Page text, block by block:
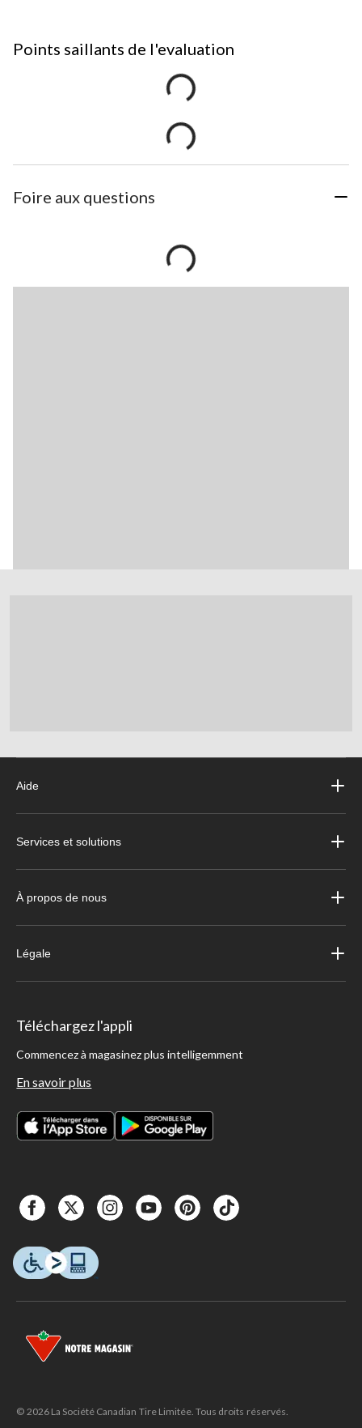
Points saillants de l'evaluation
Foire aux questions
Aide
Services et solutions
À propos de nous
Légale
Téléchargez l'appli
Commencez à magasinez plus intelligemment
En savoir plus
© 2026 La Société Canadian Tire Limitée. Tous droits réservés.